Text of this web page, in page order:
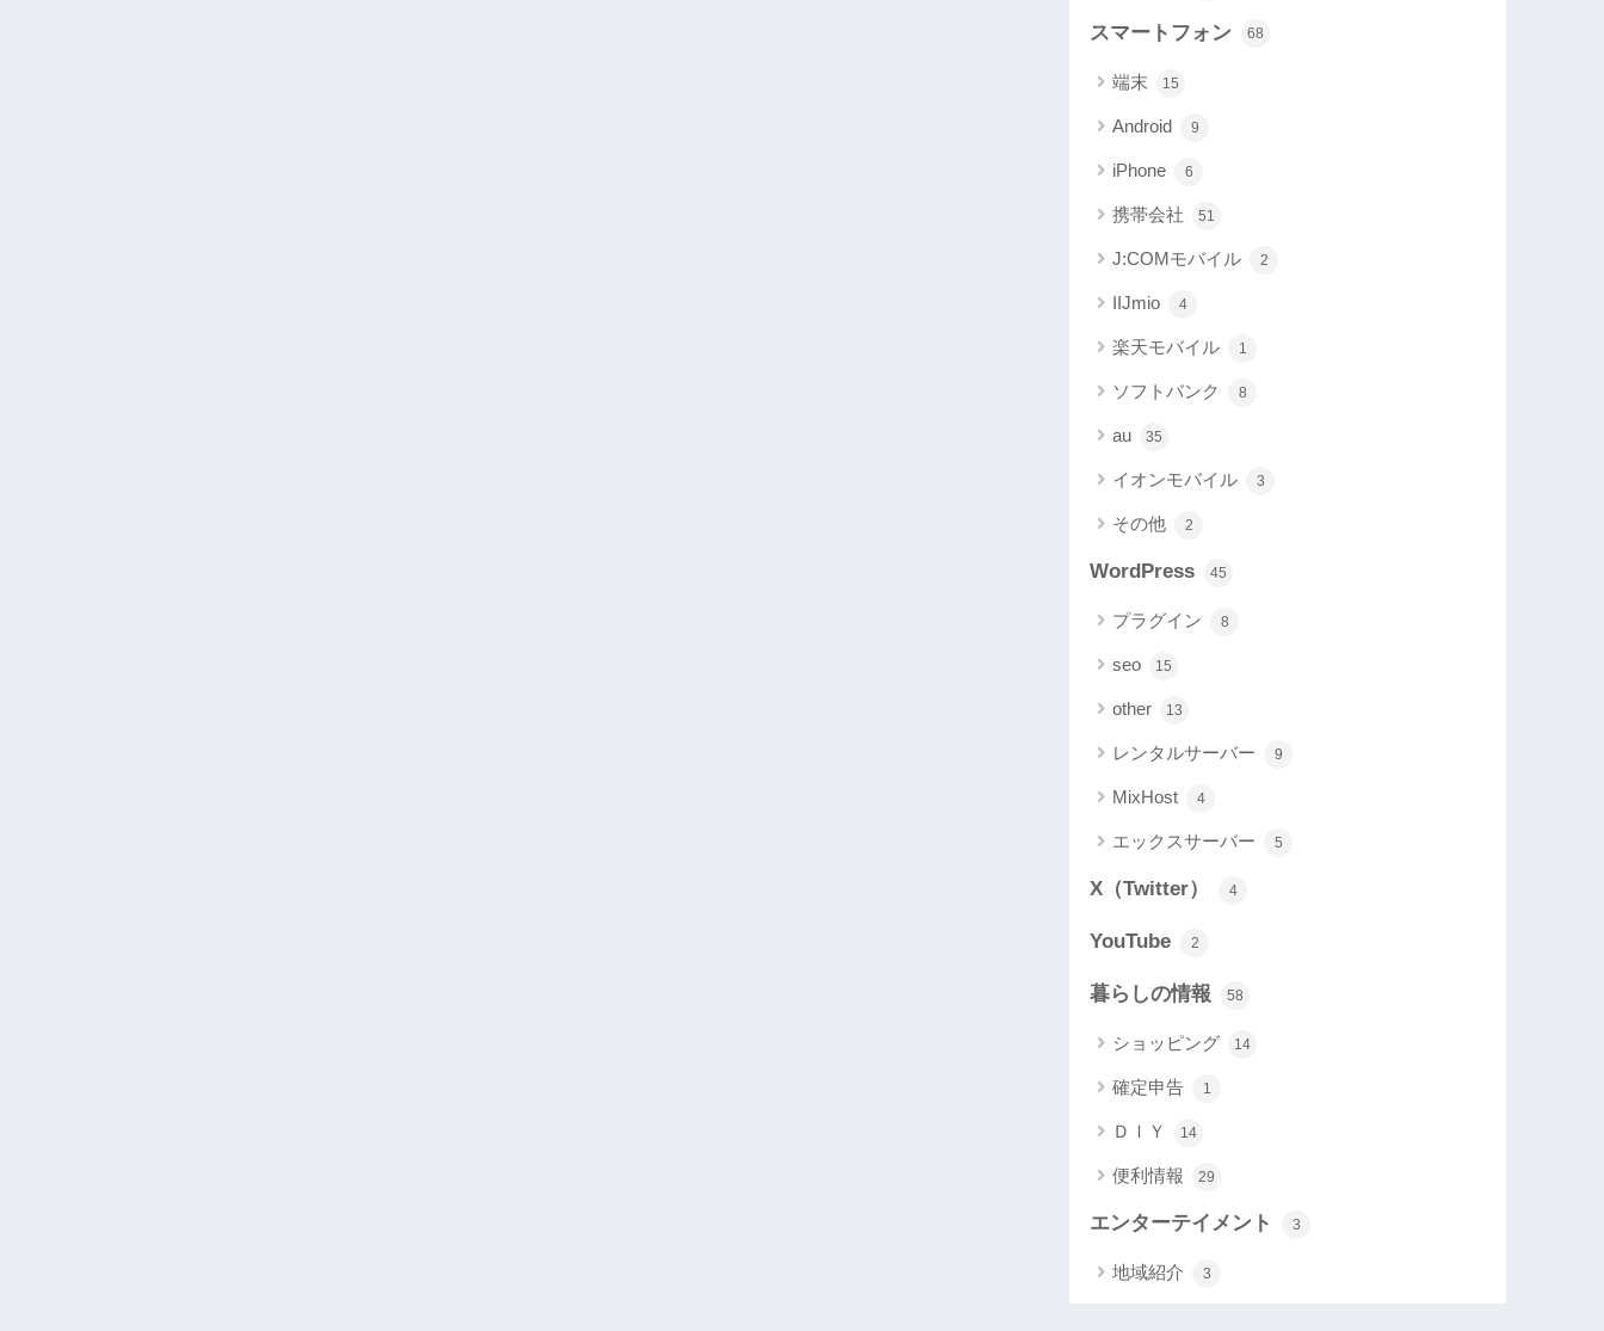
スマートフォン 68
端末 15
Android 9
iPhone 6
携帯会社 51
J:COMモバイル 2
IIJmio 4
楽天モバイル 1
ソフトバンク 8
au 35
イオンモバイル 3
その他 2
WordPress 45
プラグイン 8
seo 15
other 13
レンタルサーバー 9
MixHost 4
エックスサーバー 5
X（Twitter） 4
YouTube 2
暮らしの情報 58
ショッピング 14
確定申告 1
ＤＩＹ 14
便利情報 29
エンターテイメント 3
地域紹介 3